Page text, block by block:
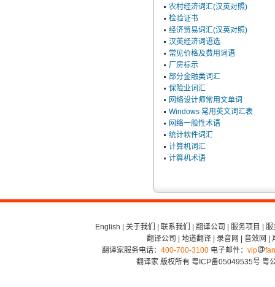
农村经济词汇(汉英对照)
检验证书
经济贸易词汇(汉英对照)
汉英经济词语选
常见价格及费用词语
厂房标示
部分金融类词汇
保险业词汇
网络设计师常用文单词
Windows 常用英文词汇表
网络一般性术语
统计软件词汇
计算机词汇
计算机术语
English 关于我们 联系我们 翻译公司 服务项目
服
翻译公司
地道翻译| 录音网 音效网
翻译家服务电话： 400-700-3100电子邮件： vip
翻译家 版权所有 粤ICP备05049535号 粤